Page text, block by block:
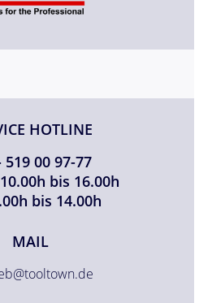
HOTLINE
519 00 97-77
bis 16.00h
bis 14.00h
MAIL